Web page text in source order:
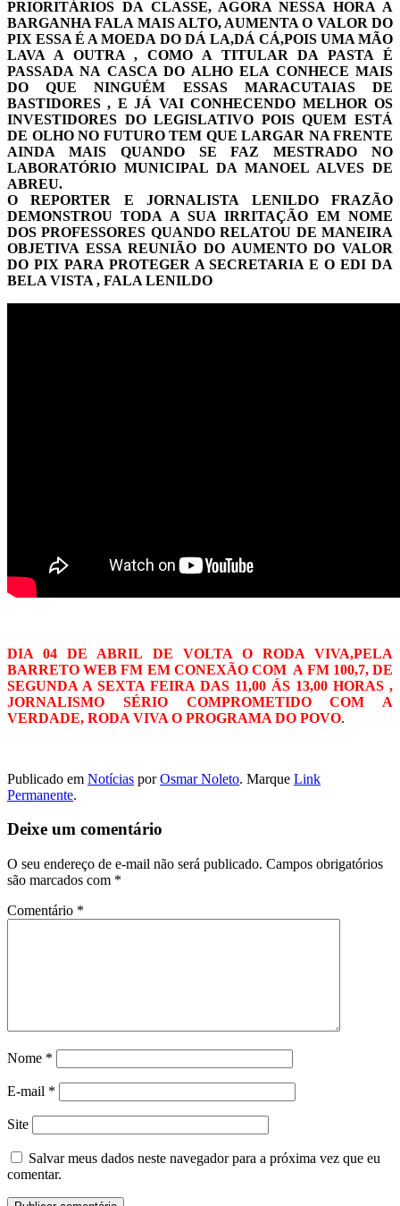
PRIORITÁRIOS DA CLASSE, AGORA NESSA HORA A
BARGANHA FALA MAIS ALTO, AUMENTA O VALOR DO
PIX ESSA É A MOEDA DO DÁ LA,DÁ CÁ,POIS UMA MÃO
LAVA A OUTRA , COMO A TITULAR DA PASTA É
PASSADA NA CASCA DO ALHO ELA CONHECE MAIS
DO QUE NINGUÉM ESSAS MARACUTAIAS DE
BASTIDORES , E JÁ VAI CONHECENDO MELHOR OS
INVESTIDORES DO LEGISLATIVO POIS QUEM ESTÁ
DE OLHO NO FUTURO TEM QUE LARGAR NA FRENTE
AINDA MAIS QUANDO SE FAZ MESTRADO NO
LABORATÓRIO MUNICIPAL DA MANOEL ALVES DE
ABREU.
O REPORTER E JORNALISTA LENILDO FRAZÃO
DEMONSTROU TODA A SUA IRRITAÇÃO EM NOME
DOS PROFESSORES QUANDO RELATOU DE MANEIRA
OBJETIVA ESSA REUNIÃO DO AUMENTO DO VALOR
DO PIX PARA PROTEGER A SECRETARIA E O EDI DA
BELA VISTA , FALA LENILDO
DIA 04 DE ABRIL DE VOLTA O RODA VIVA,PELA
BARRETO WEB FM EM CONEXÃO COM A FM 100,7, DE
SEGUNDA A SEXTA FEIRA DAS 11,00 ÁS 13,00 HORAS ,
JORNALISMO SÉRIO COMPROMETIDO COM A
VERDADE, RODA VIVA O PROGRAMA DO POVO.
Publicado em Notícias porOsmar Noleto. Marque Link
Permanente.
Deixe um comentário
O seu endereço de e-mail não será publicado. Campos obrigatórios
são marcados com *
Comentário *
Nome *
E-mail *
Site
Salvar meus dados neste navegador para a próxima vez que eu
comentar.